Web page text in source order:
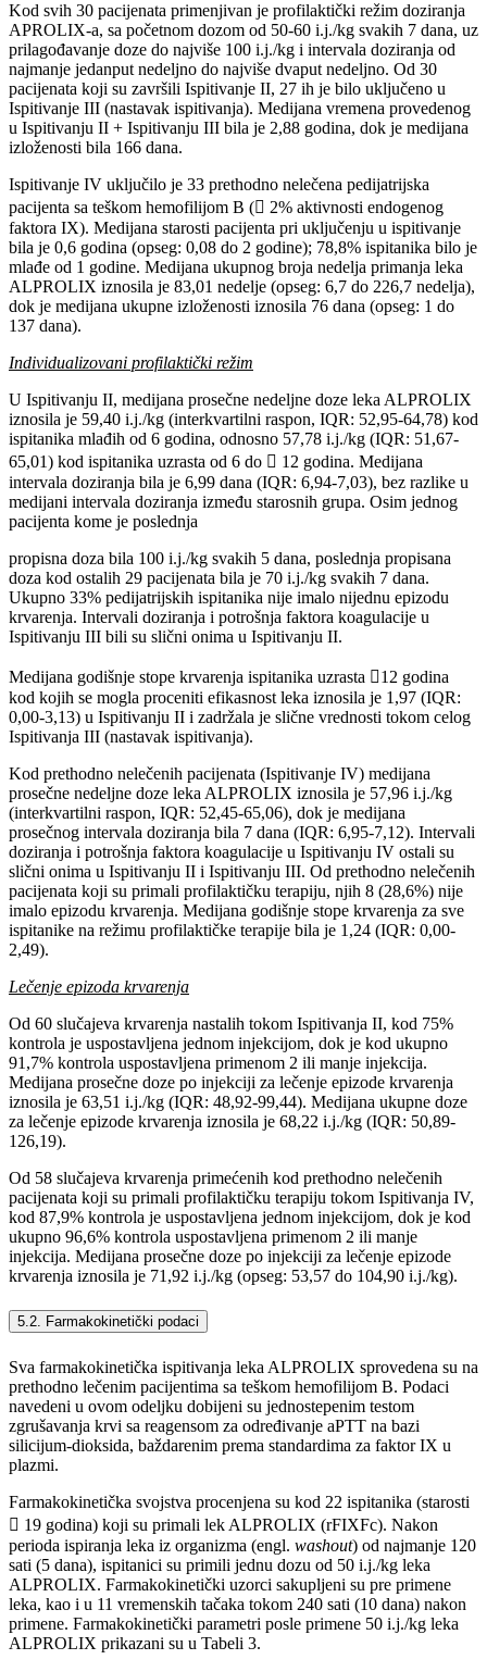
Kod svih 30 pacijenata primenjivan je profilaktički režim doziranja
APROLIX-a, sa početnom dozom od 50-60 i.j./kg svakih 7 dana, uz
prilagođavanje doze do najviše 100 i.j./kg i intervala doziranja od
najmanje jedanput nedeljno do najviše dvaput nedeljno. Od 30
pacijenata koji su završili Ispitivanje II, 27 ih je bilo uključeno u
Ispitivanje III (nastavak ispitivanja). Medijana vremena provedenog
u Ispitivanju II + Ispitivanju III bila je 2,88 godina, dok je medijana
izloženosti bila 166 dana.
Ispitivanje IV uključilo je 33 prethodno nelečena pedijatrijska
pacijenta sa teškom hemofilijom B ( 2% aktivnosti endogenog
faktora IX). Medijana starosti pacijenta pri uključenju u ispitivanje
bila je 0,6 godina (opseg: 0,08 do 2 godine); 78,8% ispitanika bilo je
mlađe od 1 godine. Medijana ukupnog broja nedelja primanja leka
ALPROLIX iznosila je 83,01 nedelje (opseg: 6,7 do 226,7 nedelja),
dok je medijana ukupne izloženosti iznosila 76 dana (opseg: 1 do
137 dana).
Individualizovani profilaktički režim
U Ispitivanju II, medijana prosečne nedeljne doze leka ALPROLIX
iznosila je 59,40 i.j./kg (interkvartilni raspon, IQR: 52,95-64,78) kod
ispitanika mlađih od 6 godina, odnosno 57,78 i.j./kg (IQR: 51,67-
65,01) kod ispitanika uzrasta od 6 do  12 godina. Medijana
intervala doziranja bila je 6,99 dana (IQR: 6,94-7,03), bez razlike u
medijani intervala doziranja između starosnih grupa. Osim jednog
pacijenta kome je poslednja
propisna doza bila 100 i.j./kg svakih 5 dana, poslednja propisana
doza kod ostalih 29 pacijenata bila je 70 i.j./kg svakih 7 dana.
Ukupno 33% pedijatrijskih ispitanika nije imalo nijednu epizodu
krvarenja. Intervali doziranja i potrošnja faktora koagulacije u
Ispitivanju III bili su slični onima u Ispitivanju II.
Medijana godišnje stope krvarenja ispitanika uzrasta 12 godina
kod kojih se mogla proceniti efikasnost leka iznosila je 1,97 (IQR:
0,00-3,13) u Ispitivanju II i zadržala je slične vrednosti tokom celog
Ispitivanja III (nastavak ispitivanja).
Kod prethodno nelečenih pacijenata (Ispitivanje IV) medijana
prosečne nedeljne doze leka ALPROLIX iznosila je 57,96 i.j./kg
(interkvartilni raspon, IQR: 52,45-65,06), dok je medijana
prosečnog intervala doziranja bila 7 dana (IQR: 6,95-7,12). Intervali
doziranja i potrošnja faktora koagulacije u Ispitivanju IV ostali su
slični onima u Ispitivanju II i Ispitivanju III. Od prethodno nelečenih
pacijenata koji su primali profilaktičku terapiju, njih 8 (28,6%) nije
imalo epizodu krvarenja. Medijana godišnje stope krvarenja za sve
ispitanike na režimu profilaktičke terapije bila je 1,24 (IQR: 0,00-
2,49).
Lečenje epizoda krvarenja
Od 60 slučajeva krvarenja nastalih tokom Ispitivanja II, kod 75%
kontrola je uspostavljena jednom injekcijom, dok je kod ukupno
91,7% kontrola uspostavljena primenom 2 ili manje injekcija.
Medijana prosečne doze po injekciji za lečenje epizode krvarenja
iznosila je 63,51 i.j./kg (IQR: 48,92-99,44). Medijana ukupne doze
za lečenje epizode krvarenja iznosila je 68,22 i.j./kg (IQR: 50,89-
126,19).
Od 58 slučajeva krvarenja primećenih kod prethodno nelečenih
pacijenata koji su primali profilaktičku terapiju tokom Ispitivanja IV,
kod 87,9% kontrola je uspostavljena jednom injekcijom, dok je kod
ukupno 96,6% kontrola uspostavljena primenom 2 ili manje
injekcija. Medijana prosečne doze po injekciji za lečenje epizode
krvarenja iznosila je 71,92 i.j./kg (opseg: 53,57 do 104,90 i.j./kg).
5.2. Farmakokinetički podaci
Sva farmakokinetička ispitivanja leka ALPROLIX sprovedena su na
prethodno lečenim pacijentima sa teškom hemofilijom B. Podaci
navedeni u ovom odeljku dobijeni su jednostepenim testom
zgrušavanja krvi sa reagensom za određivanje aPTT na bazi
silicijum-dioksida, baždarenim prema standardima za faktor IX u
plazmi.
Farmakokinetička svojstva procenjena su kod 22 ispitanika (starosti
 19 godina) koji su primali lek ALPROLIX (rFIXFc). Nakon
perioda ispiranja leka iz organizma (engl. washout) od najmanje 120
sati (5 dana), ispitanici su primili jednu dozu od 50 i.j./kg leka
ALPROLIX. Farmakokinetički uzorci sakupljeni su pre primene
leka, kao i u 11 vremenskih tačaka tokom 240 sati (10 dana) nakon
primene. Farmakokinetički parametri posle primene 50 i.j./kg leka
ALPROLIX prikazani su u Tabeli 3.